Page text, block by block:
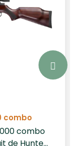
combo
combo
de Hunter